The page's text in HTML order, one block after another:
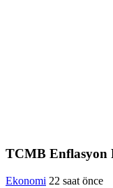
TCMB Enflasyon
Ekonomi 22 saat önce